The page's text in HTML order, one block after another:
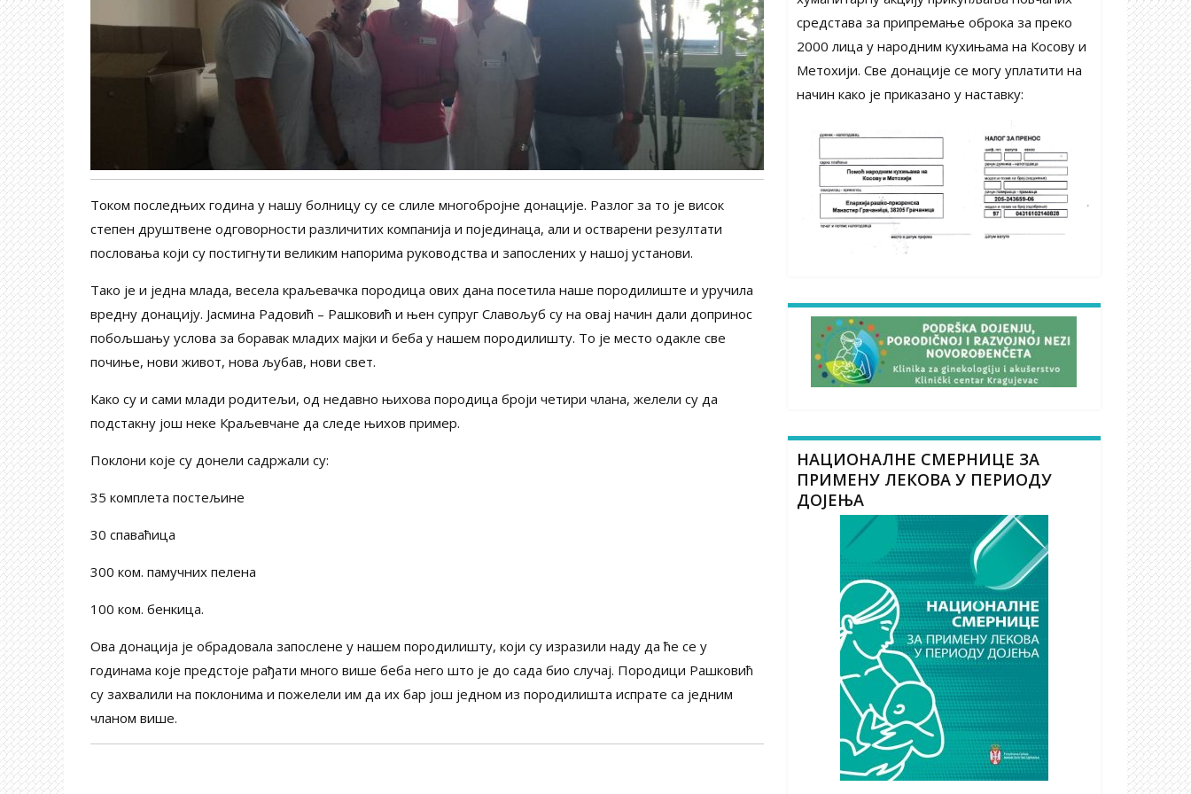
Током последњих година у нашу болницу су се слиле многобројне донације. Разлог за то је висок
степен друштвене одговорности различитих компанија и појединаца, али и остварени резултати
пословања који су постигнути великим напорима руководства и запослених у нашој установи.
Тако је и једна млада, весела краљевачка породица ових дана посетила наше породилиште и уручила
вредну донацију. Јасмина Радовић – Рашковић и њен супруг Славољуб су на овај начин дали допринос
побољшању услова за боравак младих мајки и беба у нашем породилишту. То је место одакле све
почиње, нови живот, нова љубав, нови свет.
Како су и сами млади родитељи, од недавно њихова породица броји четири члана, желели су да
подстакну још неке Краљевчане да следе њихов пример.
Поклони које су донели садржали су:
35 комплета постељине
30 спаваћица
300 ком. памучних пелена
100 ком. бенкица.
Ова донација је обрадовала запослене у нашем породилишту, који су изразили наду да ће се у
годинама које предстоје рађати много више беба него што је до сада био случај. Породици Рашковић
су захвалили на поклонима и пожелели им да их бар још једном из породилишта испрате са једним
чланом више.
средстава за припремање оброка за преко
2000 лица у народним кухињама на Косову и
Метохији. Све донације се могу уплатити на
начин како је приказано у наставку:
НАЦИОНАЛНЕ СМЕРНИЦЕ ЗА
ПРИМЕНУ ЛЕКОВА У ПЕРИОДУ
ДОЈЕЊА